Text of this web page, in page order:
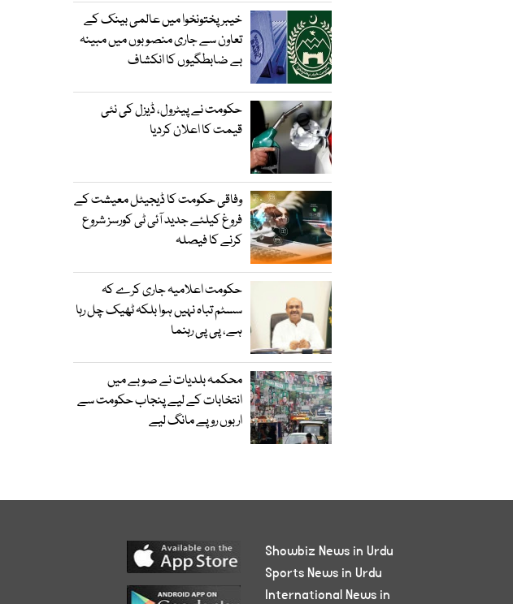
خیبرپختونخوا میں عالمی بینک کے
تعاون سے جاری منصوبوں میں مبینہ
بے ضابطگیوں کا انکشاف
حکومت نے پیٹرول، ڈیزل کی نئی
قیمت کا اعلان کردیا
وفاقی حکومت کا ڈیجیٹل معیشت کے
فروغ کیلئے جدید آئی ٹی کورسز شروع
کرنے کا فیصلہ
حکومت اعلامیہ جاری کرے کہ
سسٹم تباہ نہیں ہوا بلکہ ٹھیک چل رہا
ہے، پی پی رہنما
محکمہ بلدیات نے صوبے میں
انتخابات کے لیے پنجاب حکومت سے
اربوں روپے مانگ لیے
Showbiz News in Urdu
Sports News in Urdu
International News in